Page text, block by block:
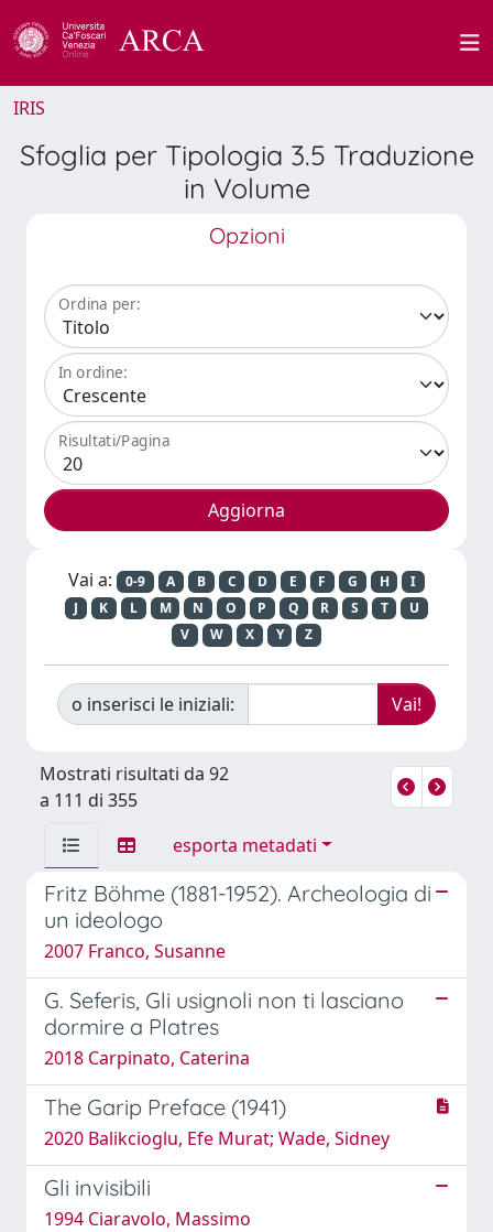
IRIS
Sfoglia per Tipologia 3.5 Traduzione
in Volume
Opzioni
Ordina per:
In ordine:
Risultati/Pagina
Vai a: 0-9 A B C D E F G H
I
J
K L M N O P Q R S T
U
V
W X Y Z
o inserisci le iniziali:
Mostrati risultati da 92
a 111 di 355
esporta metadati
Fritz Böhme (1881-1952). Archeologia di
un ideologo
2007 Franco, Susanne
G. Seferis, Gli usignoli non ti lasciano
dormire a Platres
2018 Carpinato, Caterina
The Garip Preface (1941)
2020 Balikcioglu, Efe Murat; Wade, Sidney
Gli invisibili
1994 Ciaravolo, Massimo